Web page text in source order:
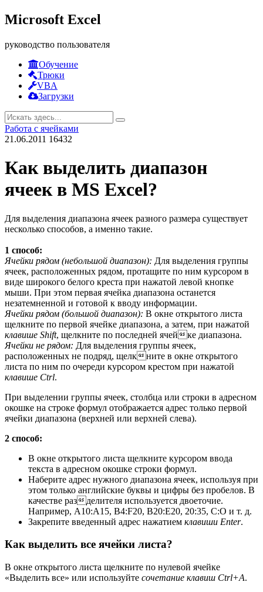
Microsoft Excel
руководство пользователя
Обучение
Трюки
VBA
Загрузки
Работа с ячейками
21.06.2011 16432
Как выделить диапазон
ячеек в MS Excel?
Для выделения диапазона ячеек разного размера существует
несколько способов, а именно такие.
1 способ:
Ячейки рядом (небольшой диапазон): Для выделения группы
ячеек, расположенных рядом, протащите по ним курсором в
виде широкого белого креста при нажатой левой кнопке
мыши. При этом первая ячейка диапазона останется
незатемненной и готовой к вводу информации.
Ячейки рядом (большой диапазон): В окне открытого листа
щелкните по первой ячейке диапазона, а затем, при нажатой
клавише Shift, щелкните по последней ячейке диапазона.
Ячейки не рядом: Для выделения группы ячеек,
расположенных не подряд, щелкните в окне открытого
листа по ним по очереди курсором крестом при нажатой
клавише Ctrl.
При выделении группы ячеек, столбца или строки в адресном
окошке на строке формул отображается адрес только первой
ячейки диапазона (верхней или верхней слева).
2 способ:
В окне открытого листа щелкните курсором ввода
текста в адресном окошке строки формул.
Наберите адрес нужного диапазона ячеек, используя при
этом только английские буквы и цифры без пробелов. В
качестве разделителя используется двоеточие.
Например, A10:A15, В4:F20, В20:Е20, 20:35, С:О и т. д.
Закрепите введенный адрес нажатием клавиши Enter.
Как выделить все ячейки листа?
В окне открытого листа щелкните по нулевой ячейке
«Выделить все» или используйте сочетание клавиш Ctrl+A.